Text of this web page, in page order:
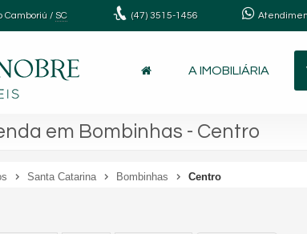
Camboriú / SC (47)3515-1456
A IMOBILIÁRIA
em Bombinhas - Centro
Santa Catarina Bombinhas Centro